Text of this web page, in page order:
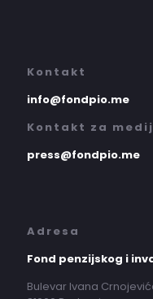
Kontakt
info@fondpio.me
Kontakt za
press@fondpio.me
Adresa
Fond penzijskog i
Bulevar Ivana